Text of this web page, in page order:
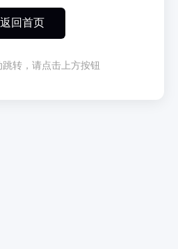
返回首页
转，请点击上方按钮